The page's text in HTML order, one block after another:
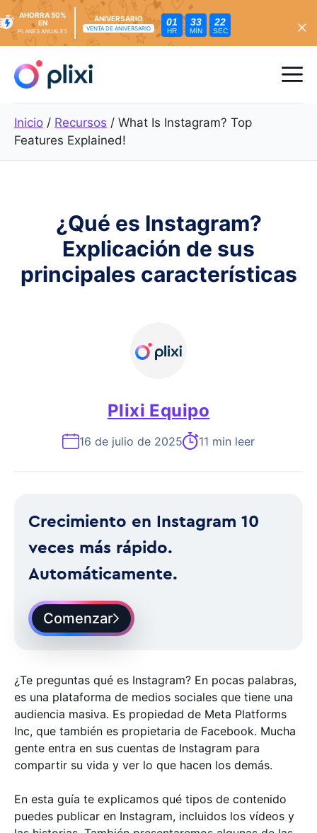
contenido
AHORRA 50%
EN
PLANES ANUALES
ANIVERSARIO
VENTA DE ANIVERSARIO
01
HR
33
MIN
21
SEC
Inicio / Recursos / What Is Instagram? Top
Features Explained!
¿Qué es Instagram?
Explicación de sus
principales características
Plixi Equipo
16 de julio de 2025 11 min leer
Crecimiento en Instagram 10
veces más rápido.
Automáticamente.
Comenzar
¿Te preguntas qué es Instagram? En pocas palabras,
es una plataforma de medios sociales que tiene una
audiencia masiva. Es propiedad de Meta Platforms
Inc, que también es propietaria de Facebook. Mucha
gente entra en sus cuentas de Instagram para
compartir su vida y ver lo que hacen los demás.
En esta guía te explicamos qué tipos de contenido
puedes publicar en Instagram, incluidos los vídeos y